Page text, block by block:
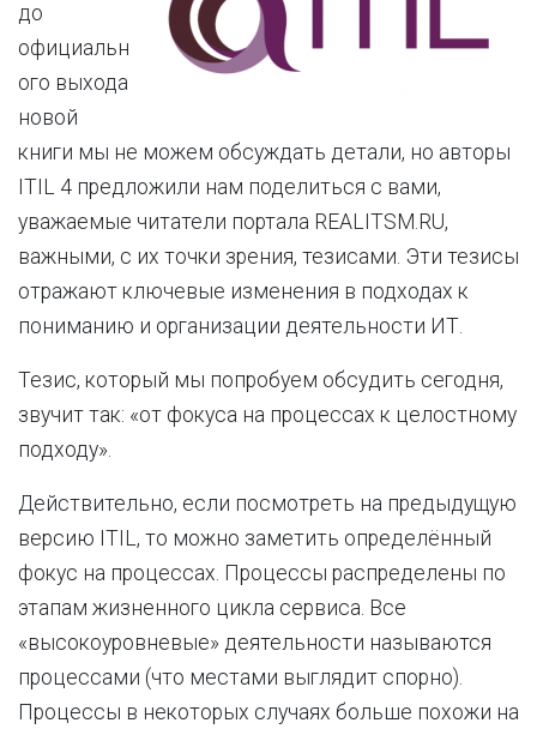
до
официальн
ого выхода
новой
книги мы не можем обсуждать детали, но авторы
ITIL 4 предложили нам поделиться с вами,
уважаемые читатели портала REALITSM.RU,
важными, с их точки зрения, тезисами. Эти тезисы
отражают ключевые изменения в подходах к
пониманию и организации деятельности ИТ.
Тезис, который мы попробуем обсудить сегодня,
звучит так: «от фокуса на процессах к целостному
подходу».
Действительно, если посмотреть на предыдущую
версию ITIL, то можно заметить определённый
фокус на процессах. Процессы распределены по
этапам жизненного цикла сервиса. Все
«высокоуровневые» деятельности называются
процессами (что местами выглядит спорно).
Процессы в некоторых случаях больше похожи на